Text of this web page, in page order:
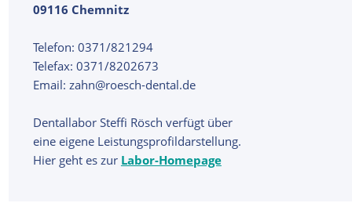
09116 Chemnitz
Telefon: 0371/821294
Telefax: 0371/8202673
Email: zahn@roesch-dental.de
Dentallabor Steffi Rösch verfügt über
eine eigene Leistungsprofildarstellung.
Hier geht es zur Labor-Homepage